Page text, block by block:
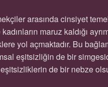
arasında cinsiyet
maruz kaldığı
yol açmaktadır. Bu
eşitsizliğin de bir
de bir nebze